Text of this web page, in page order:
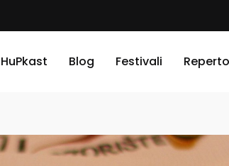
HuPkast Blog Festivali